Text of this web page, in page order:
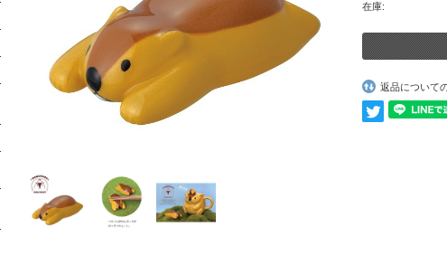
在庫:
返品について